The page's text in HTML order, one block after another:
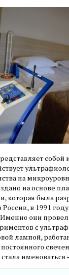
на
на основе
которая была
России, в 1991
они
с
лампой,
именоваться